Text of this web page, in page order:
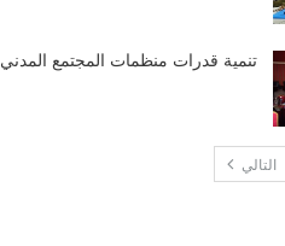
تنمية قدرات منظمات المجتمع المدني
التالي